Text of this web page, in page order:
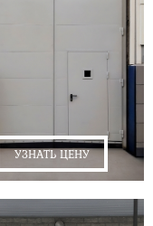
УЗНАТЬ ЦЕНУ